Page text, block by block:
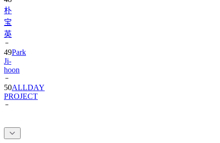
宝
英
49
Ji-
hoon
50ALLDAY
PROJECT